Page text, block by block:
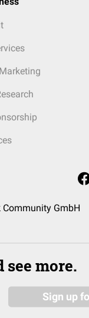
GmbH
see more.
Sign up